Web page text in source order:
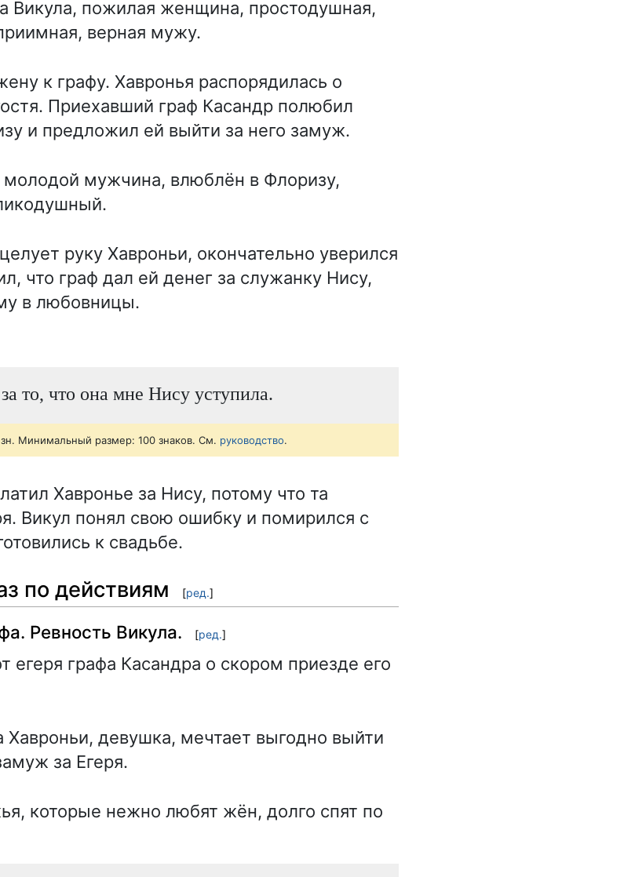
Викула, пожилая женщина, простодушная,
верная мужу.
к графу. Хавронья распорядилась о
Приехавший граф Касандр полюбил
и предложил ей выйти за него замуж.
мужчина, влюблён в Флоризу,
руку Хавроньи, окончательно уверился
что граф дал ей денег за служанку Нису,
в любовницы.
то, что она мне Нису уступила.
Минимальный размер: 100 знаков. См. руководство.
Хавронье за Нису, потому что та
Викул понял свою ошибку и помирился с
к свадьбе.
по действиям [ред.]
Ревность Викула. [ред.]
егеря графа Касандра о скором приезде его
девушка, мечтает выгодно выйти
за Егеря.
которые нежно любят жён, долго спят по